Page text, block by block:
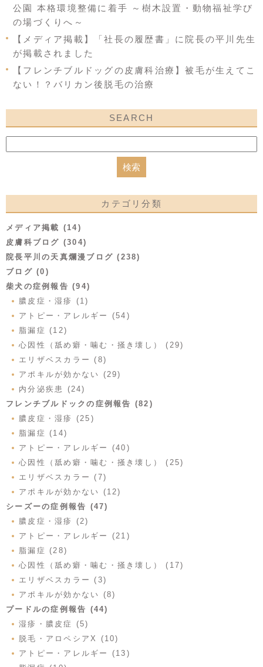
公園 本格環境整備に着手 ～樹木設置・動物福祉学び
の場づくりへ～
【メディア掲載】「社長の履歴書」に院長の平川先生
が掲載されました
【フレンチブルドッグの皮膚科治療】被毛が生えてこ
ない！？バリカン後脱毛の治療
SEARCH
カテゴリ分類
メディア掲載 (14)
皮膚科ブログ (304)
院長平川の天真爛漫ブログ (238)
ブログ (0)
柴犬の症例報告 (94)
膿皮症・湿疹 (1)
アトピー・アレルギー (54)
脂漏症 (12)
心因性（舐め癖・噛む・掻き壊し） (29)
エリザベスカラー (8)
アポキルが効かない (29)
内分泌疾患 (24)
フレンチブルドックの症例報告 (82)
膿皮症・湿疹 (25)
脂漏症 (14)
アトピー・アレルギー (40)
心因性（舐め癖・噛む・掻き壊し） (25)
エリザベスカラー (7)
アポキルが効かない (12)
シーズーの症例報告 (47)
膿皮症・湿疹 (2)
アトピー・アレルギー (21)
脂漏症 (28)
心因性（舐め癖・噛む・掻き壊し） (17)
エリザベスカラー (3)
アポキルが効かない (8)
プードルの症例報告 (44)
湿疹・膿皮症 (5)
脱毛・アロペシアX (10)
アトピー・アレルギー (13)